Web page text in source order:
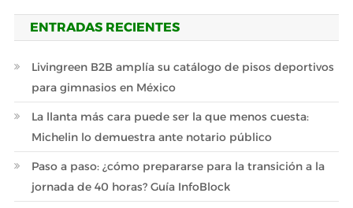
ENTRADAS RECIENTES
Livingreen B2B amplía su catálogo de pisos deportivos
para gimnasios en México
La llanta más cara puede ser la que menos cuesta:
Michelin lo demuestra ante notario público
Paso a paso: ¿cómo prepararse para la transición a la
jornada de 40 horas? Guía InfoBlock